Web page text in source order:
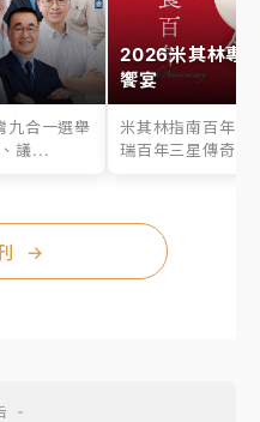
九合一選舉
議...
2026米其林專
饗宴
米其林指南百年之
瑞百年三星傳奇、
→